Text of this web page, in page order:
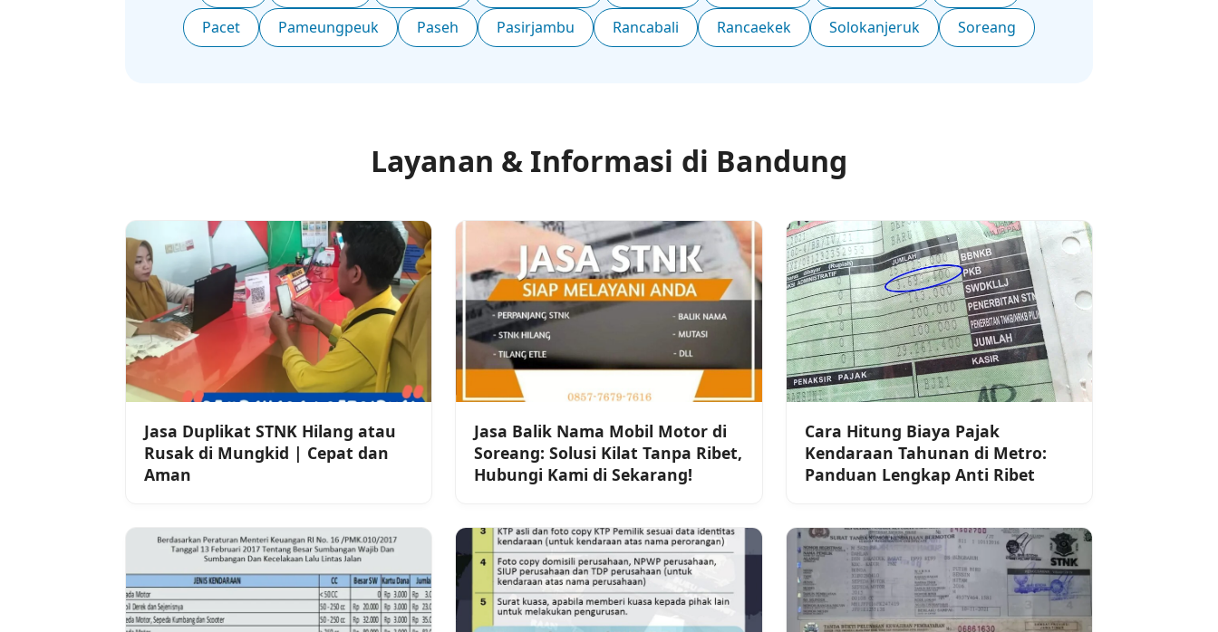
Pacet
Pameungpeuk Paseh Pasirjambu Rancabali Rancaekek Solokanjeruk Soreang
Layanan & Informasi di Bandung
Jasa Duplikat STNK Hilang atau
Rusak di Mungkid | Cepat dan
Aman
Jasa Balik Nama Mobil Motor di
Soreang: Solusi Kilat Tanpa Ribet,
Hubungi Kami di Sekarang!
Cara Hitung Biaya Pajak
Kendaraan Tahunan di Metro:
Panduan Lengkap Anti Ribet